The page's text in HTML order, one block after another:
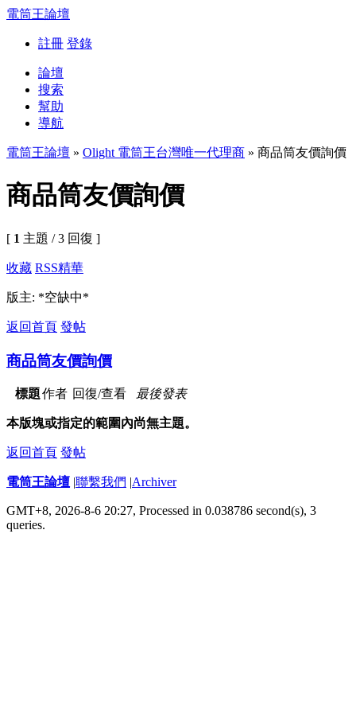
電筒王論壇
註冊 登錄
論壇
搜索
幫助
導航
電筒王論壇 » Olight 電筒王台灣唯一代理商 » 商品筒友價詢價
商品筒友價詢價
[ 1 主題 / 3 回復 ]
收藏 RSS精華
版主: *空缺中*
返回首頁 發帖
商品筒友價詢價
標題作者 回復/查看 最後發表
本版塊或指定的範圍內尚無主題。
返回首頁 發帖
電筒王論壇 |聯繫我們 |Archiver
GMT+8, 2026-8-6 20:27, Processed in 0.038786 second(s), 3
queries.